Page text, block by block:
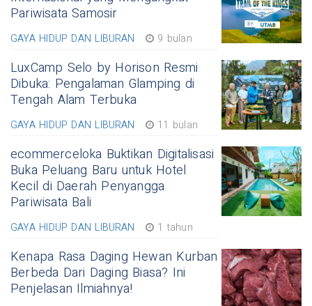
Pariwisata Samosir
GAYA HIDUP DAN LIBURAN 9 bulan
LuxCamp Selo by Horison Resmi
Dibuka: Pengalaman Glamping di
Tengah Alam Terbuka
GAYA HIDUP DAN LIBURAN 11 bulan
ecommerceloka Buktikan Digitalisasi
Buka Peluang Baru untuk Hotel
Kecil di Daerah Penyangga
Pariwisata Bali
GAYA HIDUP DAN LIBURAN 1 tahun
Kenapa Rasa Daging Hewan Kurban
Berbeda Dari Daging Biasa? Ini
Penjelasan Ilmiahnya!